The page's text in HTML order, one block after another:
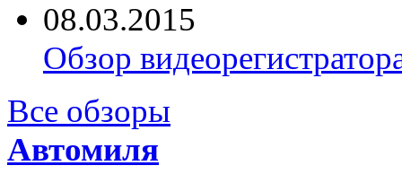
08.03.2015
Обзор
Все обзоры
Автомиля